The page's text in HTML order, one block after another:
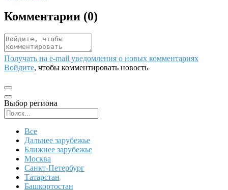
Комментарии (0)
Получать на e‑mail уведомления о новых комментариях
Войдите, чтобы комментировать новость
Выбор региона
Все
Дальнее зарубежье
Ближнее зарубежье
Москва
Санкт-Петербург
Татарстан
Башкортостан